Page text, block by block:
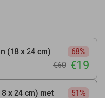
(18 x 24 cm)
68%
€60 €19
x 24 cm) met
51%